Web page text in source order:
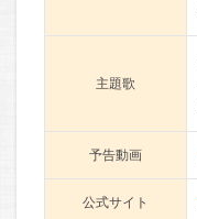
主題歌
予告動画
公式サイト